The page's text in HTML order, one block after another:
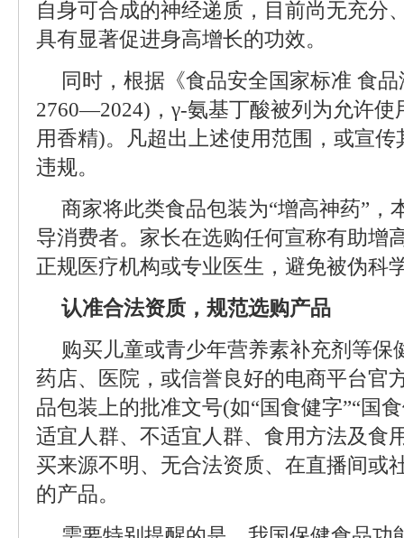
自身可合成的神经递质，目前尚无充分
具有显著促进身高增长的功效。
同时，根据《食品安全国家标准 食
2760—2024)，γ-氨基丁酸被列为允许使
用香精)。凡超出上述使用范围，或宣
违规。
商家将此类食品包装为“增高神药”，
导消费者。家长在选购任何宣称有助增
正规医疗机构或专业医生，避免被伪科
认准合法资质，规范选购产品
购买儿童或青少年营养素补充剂等保
药店、医院，或信誉良好的电商平台官
品包装上的批准文号(如“国食健字”“国
适宜人群、不适宜人群、食用方法及食
买来源不明、无合法资质、在直播间或
的产品。